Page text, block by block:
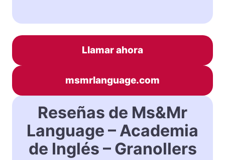
Llamar ahora
msmrlanguage.com
Reseñas de Ms&Mr
Language – Academia
de Inglés – Granollers